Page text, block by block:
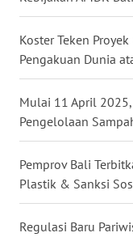
Koster Teken
Pengakuan Dunia
Mulai 11 April
Pengelolaan
Pemprov Bali
Plastik & Sanksi
Regulasi Baru
WN
KALTARA
WN
KALTIM
SULSEL